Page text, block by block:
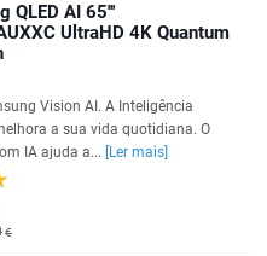
QLED AI 65'''
UltraHD 4K Quantum
Vision AI. A Inteligência
a sua vida quotidiana. O
IA ajuda a...
[Ler mais]
€